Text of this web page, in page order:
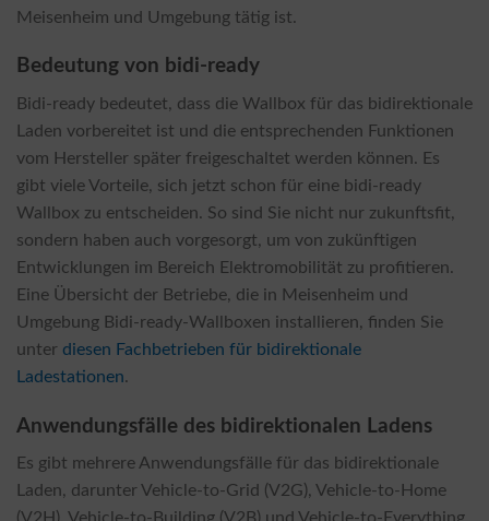
Meisenheim und Umgebung tätig ist.
Bedeutung von bidi-ready
Bidi-ready bedeutet, dass die Wallbox für das bidirektionale
Laden vorbereitet ist und die entsprechenden Funktionen
vom Hersteller später freigeschaltet werden können. Es
gibt viele Vorteile, sich jetzt schon für eine bidi-ready
Wallbox zu entscheiden. So sind Sie nicht nur zukunftsfit,
sondern haben auch vorgesorgt, um von zukünftigen
Entwicklungen im Bereich Elektromobilität zu profitieren.
Eine Übersicht der Betriebe, die in Meisenheim und
Umgebung Bidi-ready-Wallboxen installieren, finden Sie
unter diesen Fachbetrieben für bidirektionale
Ladestationen.
Anwendungsfälle des bidirektionalen Ladens
Es gibt mehrere Anwendungsfälle für das bidirektionale
Laden, darunter Vehicle-to-Grid (V2G), Vehicle-to-Home